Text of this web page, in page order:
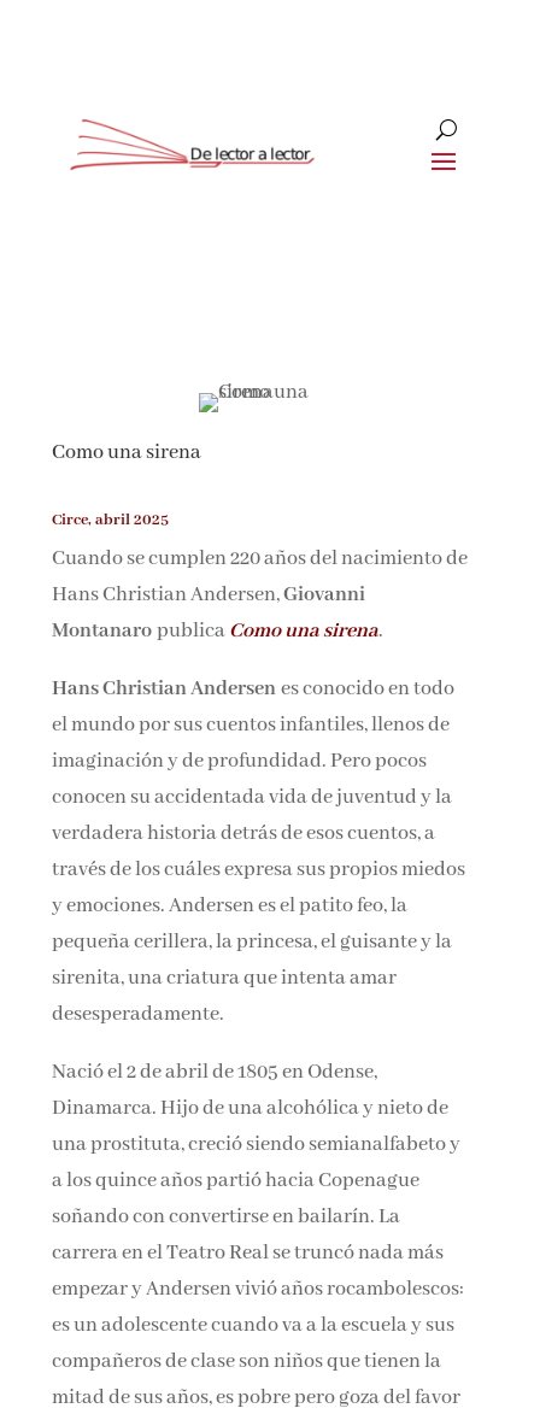
Como una sirena
Circe, abril 2025
Cuando se cumplen 220 años del nacimiento de
Hans Christian Andersen,Giovanni
MontanaropublicaComo una sirena.
Hans Christian Andersenes conocido en todo
el mundo por sus cuentos infantiles, llenos de
imaginación y de profundidad. Pero pocos
conocen su accidentada vida de juventud y la
verdadera historia detrás de esos cuentos, a
través de los cuáles expresa sus propios miedos
y emociones. Andersen es el patito feo, la
pequeña cerillera, la princesa, el guisante y la
sirenita, una criatura que intenta amar
desesperadamente.
Nació el 2 de abril de 1805 en Odense,
Dinamarca. Hijo de una alcohólica y nieto de
una prostituta, creció siendo semianalfabeto y
a los quince años partió hacia Copenague
soñando con convertirse en bailarín. La
carrera en el Teatro Real se truncó nada más
empezar y Andersen vivió años rocambolescos:
es un adolescente cuando va a la escuela y sus
compañeros de clase son niños que tienen la
mitad de sus años, es pobre pero goza del favor
Suscríbete
Únete a nuestra comunidad de amantes de la
Nombre*
Por favor, acepta los
términos y condiciones
de privacidad